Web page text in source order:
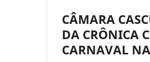
CÂMARA
DA CRÔNICA
CARNAVAL